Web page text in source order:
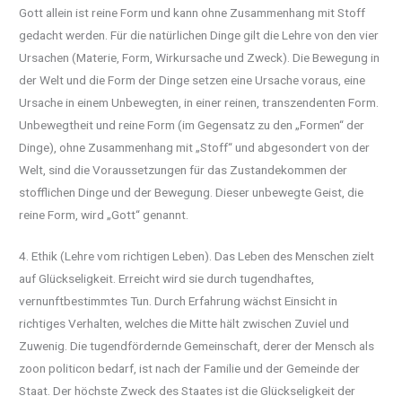
Gott allein ist reine Form und kann ohne Zusammenhang mit Stoff
gedacht werden. Für die natürlichen Dinge gilt die Lehre von den vier
Ursachen (Materie, Form, Wirkursache und Zweck). Die Bewegung in
der Welt und die Form der Dinge setzen eine Ursache voraus, eine
Ursache in einem Unbewegten, in einer reinen, transzendenten Form.
Unbewegtheit und reine Form (im Gegensatz zu den „Formen“ der
Dinge), ohne Zusammenhang mit „Stoff“ und abgesondert von der
Welt, sind die Voraussetzungen für das Zustandekommen der
stofflichen Dinge und der Bewegung. Dieser unbewegte Geist, die
reine Form, wird „Gott“ genannt.
4. Ethik (Lehre vom richtigen Leben). Das Leben des Menschen zielt
auf Glückseligkeit. Erreicht wird sie durch tugendhaftes,
vernunftbestimmtes Tun. Durch Erfahrung wächst Einsicht in
richtiges Verhalten, welches die Mitte hält zwischen Zuviel und
Zuwenig. Die tugendfördernde Gemeinschaft, derer der Mensch als
zoon politicon bedarf, ist nach der Familie und der Gemeinde der
Staat. Der höchste Zweck des Staates ist die Glückseligkeit der